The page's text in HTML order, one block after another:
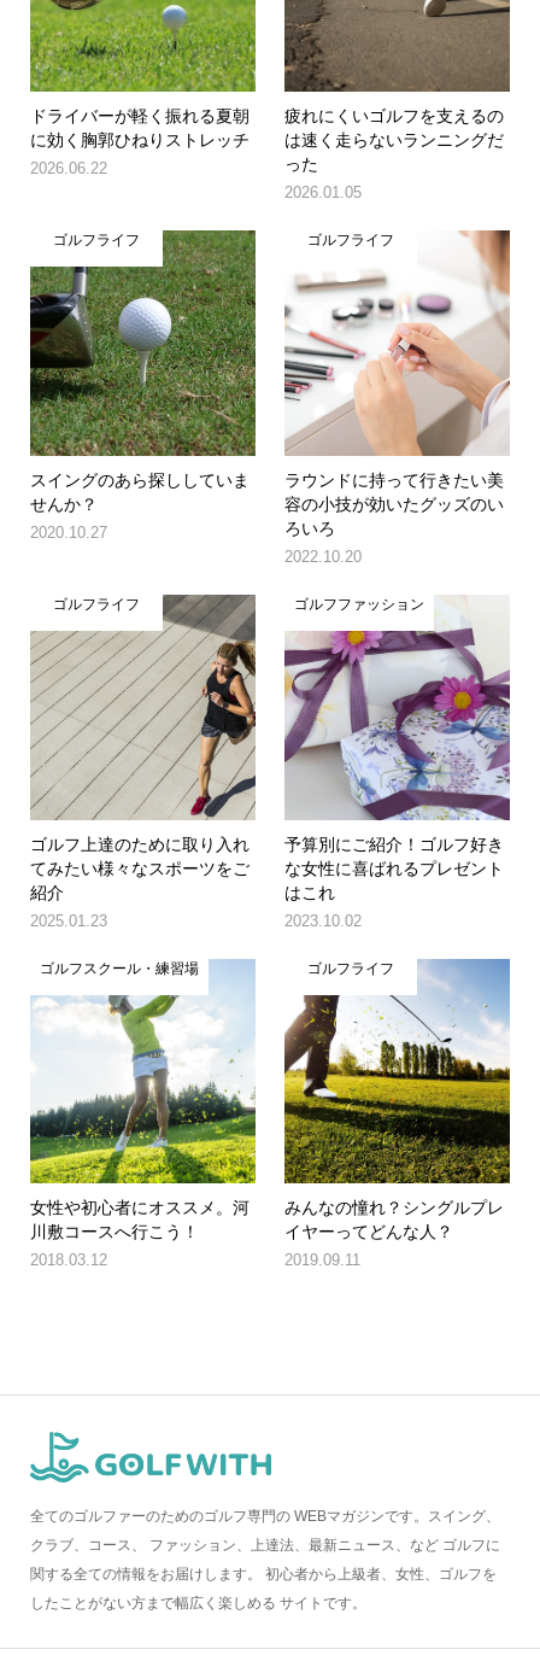
ドライバーが軽く振れる夏朝
に効く胸郭ひねりストレッチ
2026.06.22
疲れにくいゴルフを支えるの
は速く走らないランニングだ
った
2026.01.05
ゴルフライフ
スイングのあら探ししていま
せんか？
2020.10.27
ゴルフライフ
ラウンドに持って行きたい美
容の小技が効いたグッズのい
ろいろ
2022.10.20
ゴルフライフ
ゴルフ上達のために取り入れ
てみたい様々なスポーツをご
紹介
2025.01.23
ゴルフファッション
予算別にご紹介！ゴルフ好き
な女性に喜ばれるプレゼント
はこれ
2023.10.02
ゴルフスクール・練習場
女性や初心者にオススメ。河
川敷コースへ行こう！
2018.03.12
ゴルフライフ
みんなの憧れ？シングルプレ
イヤーってどんな人？
2019.09.11
全てのゴルファーのためのゴルフ専門の WEBマガジンです。スイング、
クラブ、コース、 ファッション、上達法、最新ニュース、など ゴルフに
関する全ての情報をお届けします。 初心者から上級者、女性、ゴルフを
したことがない方まで幅広く楽しめる サイトです。